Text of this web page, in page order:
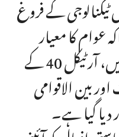
کے فروغ
عوام کا معیار
زندگی بلند ہو سکے۔ علاوہ ازیں، آرٹیکل 40 کے
بین الاقوامی
دیا گیا ہے۔